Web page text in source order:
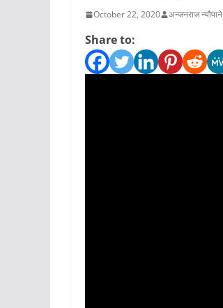
October 22, 2020 अन्जनराज न्यौपाने
Share to: